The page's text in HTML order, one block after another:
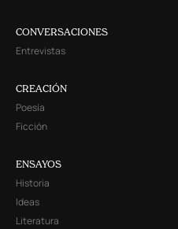
CONVERSACIONES
Entrevistas
CREACIÓN
Poesía
Ficción
ENSAYOS
Historia
Ideas
Literatura